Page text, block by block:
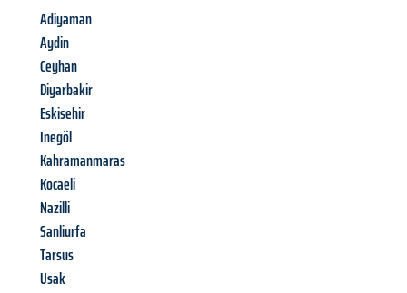
Adiyaman
Aydin
Ceyhan
Diyarbakir
Eskisehir
Inegöl
Kahramanmaras
Kocaeli
Nazilli
Sanliurfa
Tarsus
Usak